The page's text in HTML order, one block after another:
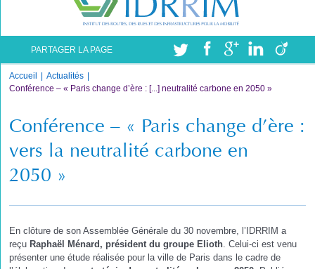
PARTAGER LA PAGE
Accueil
Actualités
Conférence – « Paris change d’ère : [...] neutralité carbone en 2050 »
Conférence – « Paris change d’ère :
vers la neutralité carbone en
2050 »
En clôture de son Assemblée Générale du 30 novembre, l’IDRRIM a
reçu Raphaël Ménard, président du groupe Elioth . Celui-ci est venu
présenter une étude réalisée pour la ville de Paris dans le cadre de